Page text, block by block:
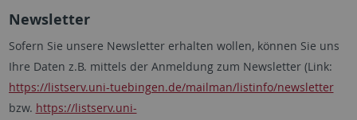
Newsletter
Sofern Sie unsere Newsletter erhalten wollen, können Sie uns
Ihre Daten z.B. mittels der Anmeldung zum Newsletter (Link:
https://listserv.uni-tuebingen.de/mailman/listinfo/newsletter
bzw. https://listserv.uni-